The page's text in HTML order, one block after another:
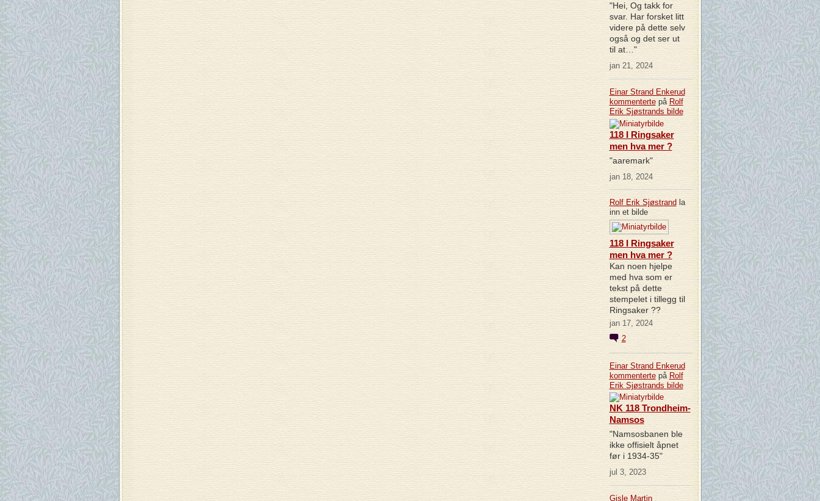
"Hei, Og takk for
svar. Har forsket litt
videre på dette selv
også og det ser ut
til at…"
jan 21, 2024
Einar Strand Enkerud
kommentertepå Rolf
Erik Sjøstrandsbilde
118 I Ringsaker
men hva mer ?
"aaremark"
jan 18, 2024
Rolf Erik Sjøstrand la
inn et bilde
118 I Ringsaker
men hva mer ?
Kan noen hjelpe
med hva som er
tekst på dette
stempelet i tillegg til
Ringsaker ??
jan 17, 2024
2
Einar Strand Enkerud
kommentertepå Rolf
Erik Sjøstrandsbilde
NK 118 Trondheim-
Namsos
"Namsosbanen ble
ikke offisielt åpnet
før i 1934-35"
jul 3, 2023
Gisle Martin